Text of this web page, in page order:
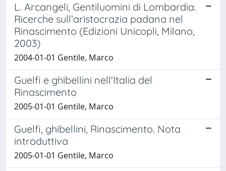
L. Arcangeli, Gentiluomini di Lombardia.
Ricerche sull’aristocrazia padana nel
Rinascimento (Edizioni Unicopli, Milano,
2003)
2004-01-01 Gentile, Marco
Guelfi e ghibellini nell'Italia del
Rinascimento
2005-01-01 Gentile, Marco
Guelfi, ghibellini, Rinascimento. Nota
introduttiva
2005-01-01 Gentile, Marco